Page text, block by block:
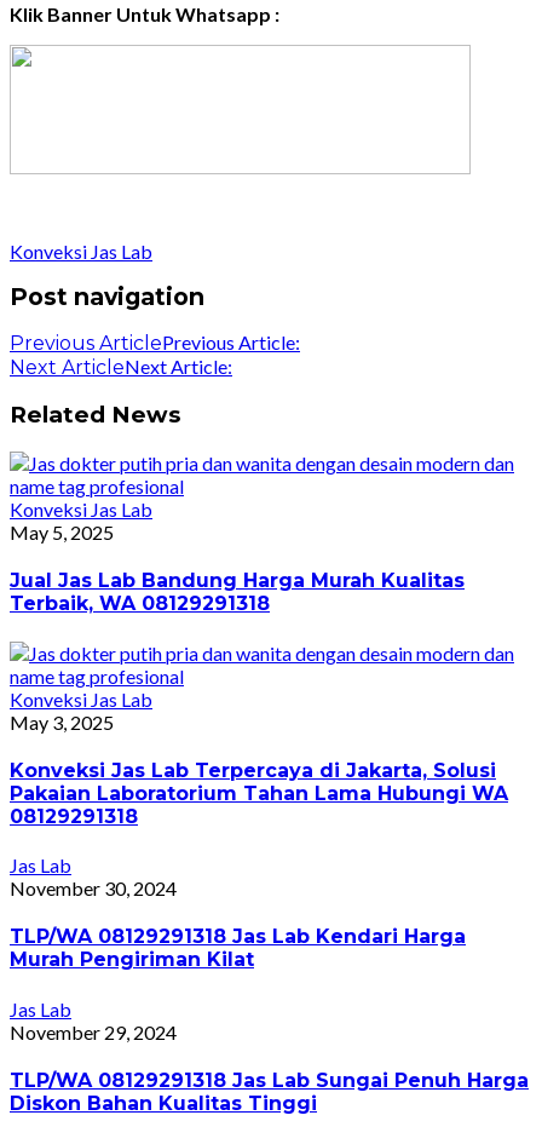
Klik Banner Untuk Whatsapp :
Konveksi Jas Lab
Post navigation
Previous ArticlePrevious Article:
Next ArticleNext Article:
Related News
Konveksi Jas Lab
May 5, 2025
Jual Jas Lab Bandung Harga Murah Kualitas
Terbaik, WA 08129291318
Konveksi Jas Lab
May 3, 2025
Konveksi Jas Lab Terpercaya di Jakarta, Solusi
Pakaian Laboratorium Tahan Lama Hubungi WA
08129291318
Jas Lab
November 30, 2024
TLP/WA 08129291318 Jas Lab Kendari Harga
Murah Pengiriman Kilat
Jas Lab
November 29, 2024
TLP/WA 08129291318 Jas Lab Sungai Penuh Harga
Diskon Bahan Kualitas Tinggi